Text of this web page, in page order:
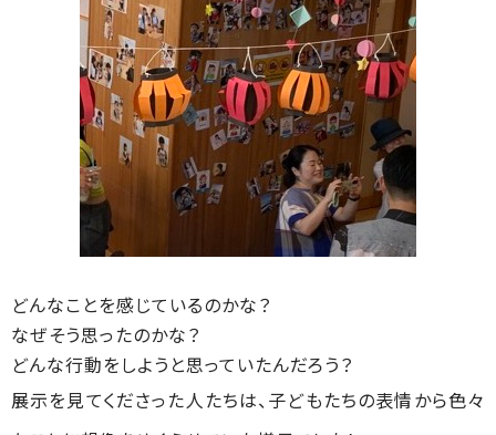
どんなことを感じているのかな？
なぜそう思ったのかな？
どんな行動をしようと思っていたんだろう？
展示を見てくださった人たちは、子どもたちの表情から色々